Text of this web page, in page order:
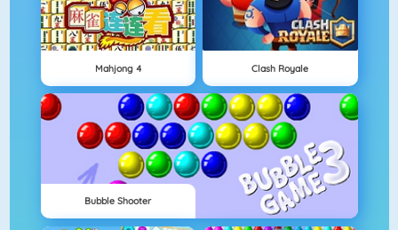
Mahjong 4 Clash Royale
Bubble Shooter